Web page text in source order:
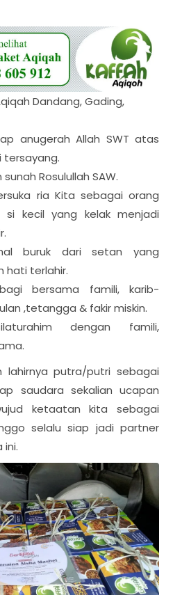
Dandang, Gading,
anugerah Allah SWT atas
tersayang.
Rosulullah SAW.
ria Kita sebagai orang
kecil yang kelak menjadi
buruk dari setan yang
hati terlahir.
bersama famili, karib-
,tetangga & fakir miskin.
dengan famili,
lahirnya putra/putri sebagai
saudara sekalian ucapan
ketaatan kita sebagai
selalu siap jadi partner
ini.